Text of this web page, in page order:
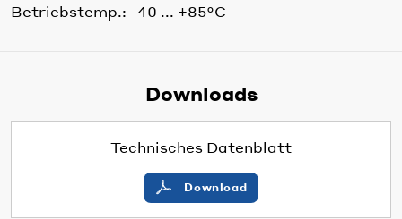
Betriebstemp.: -40 ... +85°C
Downloads
Technisches Datenblatt
Download